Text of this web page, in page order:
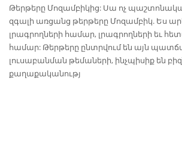
Թերթերը Մոզամբիկից: Սա ոչ
զգալի առցանց թերթերը Մոզամբիկ. Ես
լրագրողների համար, լրագրողների եւ
համար: Թերթերը ընտրվում են այն
լուսաբանման թեմաների, ինչպիսիք են
քաղաքականությ